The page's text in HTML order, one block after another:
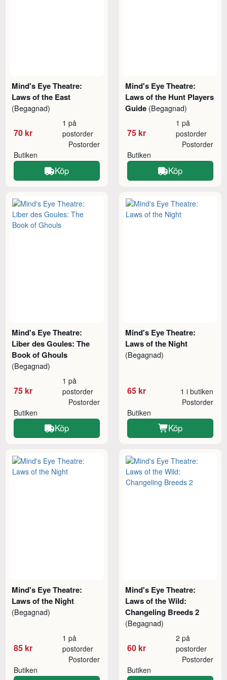
Mind's Eye Theatre:
Laws of the East
(Begagnad)
70 kr
1 på
postorder
Butiken
Postorder
Köp
Mind's Eye Theatre:
Laws of the Hunt Players
Guide (Begagnad)
75 kr
1 på
postorder
Butiken
Postorder
Köp
Mind's Eye Theatre:
Liber des Goules: The
Book of Ghouls
(Begagnad)
75 kr
1 på
postorder
Butiken
Postorder
Köp
Mind's Eye Theatre:
Laws of the Night
(Begagnad)
65 kr 1 i butiken
Butiken
Postorder
Köp
Mind's Eye Theatre:
Laws of the Night
(Begagnad)
85 kr
1 på
postorder
Butiken
Postorder
Mind's Eye Theatre:
Laws of the Wild:
Changeling Breeds 2
(Begagnad)
60 kr
2 på
postorder
Butiken
Postorder